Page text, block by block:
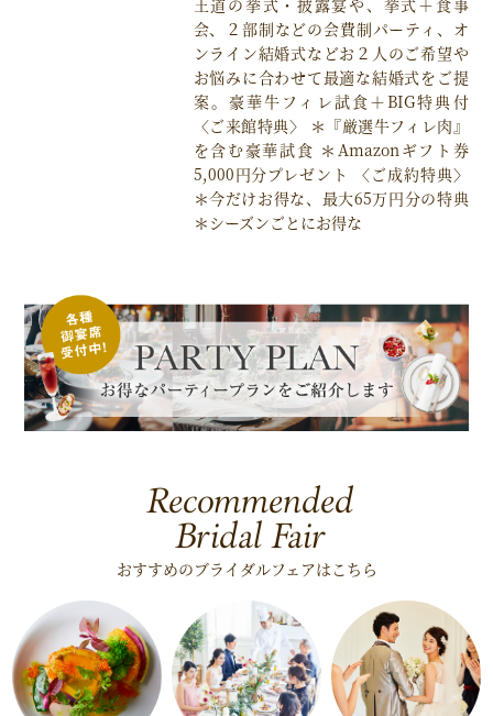
王道の挙式・披露宴や、挙式＋食事
会、２部制などの会費制パーティ、オ
ンライン結婚式などお２人のご希望や
お悩みに合わせて最適な結婚式をご提
案。豪華牛フィレ試食＋BIG特典付
〈ご来館特典〉 ＊『厳選牛フィレ肉』
を含む豪華試食 ＊Amazonギフト券
5,000円分プレゼント 〈ご成約特典〉
＊今だけお得な、最大65万円分の特典
＊シーズンごとにお得な
Recommended
Bridal Fair
おすすめのブライダルフェアはこちら